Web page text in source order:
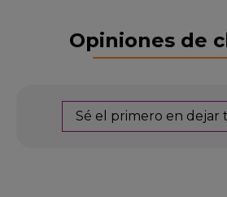
Opiniones de
Sé el primero en dejar